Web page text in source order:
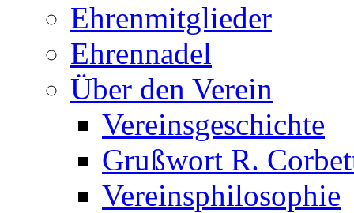
Ehrenmitglieder
Ehrennadel
Über den Verein
Vereinsgeschichte
Grußwort R.
Vereinsphilosophie